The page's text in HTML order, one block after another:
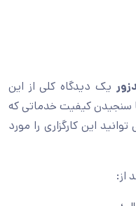
یک دیدگاه کلی از این
سنجیدن کیفیت خدماتی که
این کارگزاری را مورد
از: